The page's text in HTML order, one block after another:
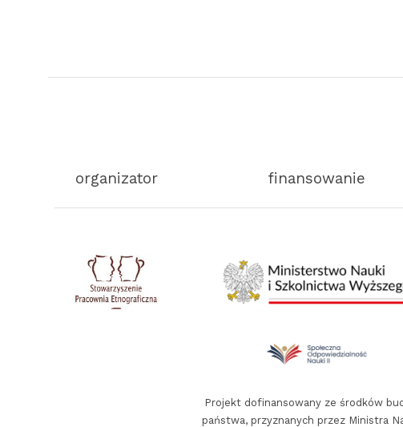
organizator finansowanie
Projekt dofinansowany ze środków
państwa, przyznanych przez Ministra